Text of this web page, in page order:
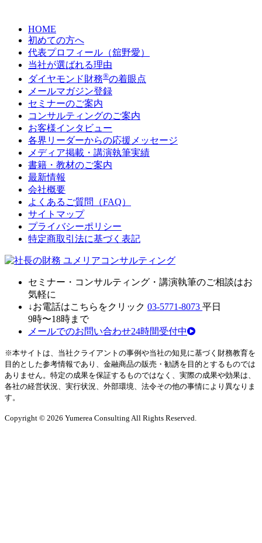
HOME
初めての方へ
代表プロフィール（舘野愛）
当社が選ばれる理由
ダイヤモンド財務®の着眼点
メールマガジン登録
セミナーのご案内
コンサルティングのご案内
お客様インタビュー
各界リーダーからの応援メッセージ
メディア掲載・講演執筆実績
書籍・教材のご案内
最新情報
会社概要
よくあるご質問（FAQ）
サイトマップ
プライバシーポリシー
特定商取引法に基づく表記
セミナー・ コンサルティング・ 講演執筆のご相談はお
気軽に
↓お電話はこちらをクリック 03-5771-8073 平日
9時〜18時まで
メールでのお問い合わせ24時間受付中
※本サイトは、当社クライアントの事例や当社の知見に基づく財務教育を
目的とした参考情報であり、金融商品の販売・勧誘を目的とするものでは
ありません。特定の成果を保証するものではなく、実際の成果や効果は、
各社の経営状況、実行状況、外部環境、法令その他の事情により異なりま
す。
Copyright © 2026 Yumerea Consulting All Rights Reserved.